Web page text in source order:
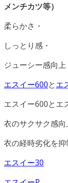
メンチカツ等）
柔らかさ・
しっとり感・
ジューシー感向上
エスイー600とエ
エスイー600とエ
衣のサクサク感向
衣の経時劣化を抑
エスイー30